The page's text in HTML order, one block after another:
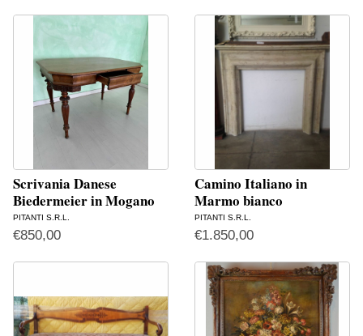
Scrivania Danese
Biedermeier in Mogano
PITANTI S.R.L.
€850,00
Camino Italiano in
Marmo bianco
PITANTI S.R.L.
€1.850,00